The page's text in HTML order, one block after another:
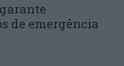
de emergência